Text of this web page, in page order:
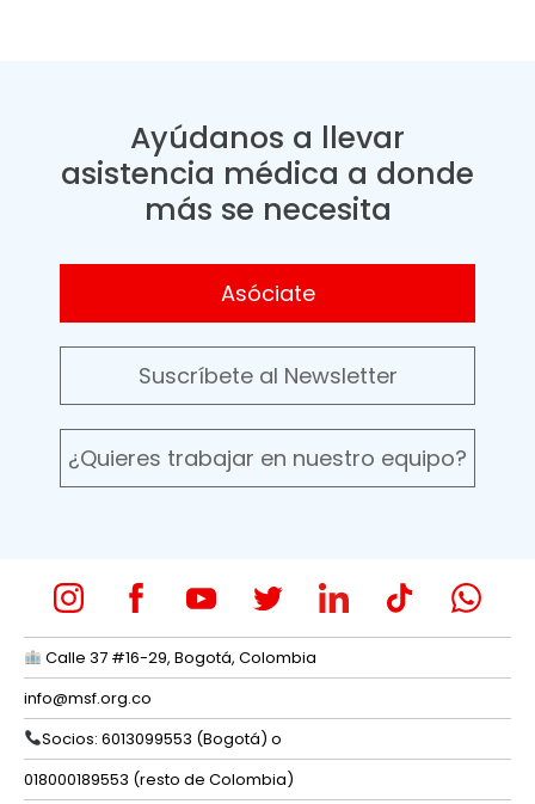
Ayúdanos a llevar
asistencia médica a donde
más se necesita
Asóciate
Suscríbete al Newsletter
¿Quieres trabajar en nuestro equipo?
Calle 37 #16-29, Bogotá, Colombia
info@msf.org.co
Socios: 6013099553 (Bogotá) o
018000189553 (resto de Colombia)